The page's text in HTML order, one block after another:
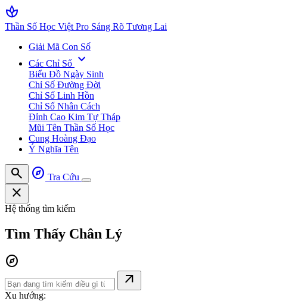
spa
Thần Số Học Việt Pro Sáng Rõ Tương Lai
Giải Mã Con Số
Các Chỉ Số expand_more
Biểu Đồ Ngày Sinh
Chỉ Số Đường Đời
Chỉ Số Linh Hồn
Chỉ Số Nhân Cách
Đỉnh Cao Kim Tự Tháp
Mũi Tên Thần Số Học
Cung Hoàng Đạo
Ý Nghĩa Tên
search explore Tra Cứu
close
Hệ thống tìm kiếm
Tìm Thấy Chân Lý
explore
arrow_outward
Xu hướng: